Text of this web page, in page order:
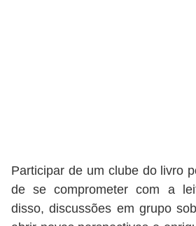
Participar de um clube do livro
de se comprometer com a
disso, discussões em grupo